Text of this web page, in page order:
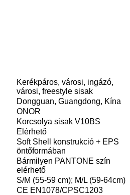
Kerékpáros, városi, ingázó,
városi, freestyle sisak
Dongguan, Guangdong, Kína
ONOR
Korcsolya sisak V10BS
Elérhető
Soft Shell konstrukció + EPS
öntőformában
Bármilyen PANTONE szín
elérhető
S/M (55-59 cm); M/L (59-64cm)
CE EN1078/CPSC1203